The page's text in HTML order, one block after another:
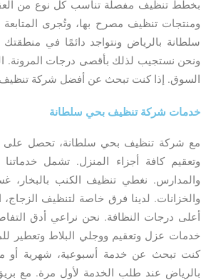
بخطط تنظيف مفصلة تناسب كل نوع من
ومنتجات تنظيف مصرح بها، وتُجرى
سلطانة بالرياض ونتواجد دائمًا في
ونحن نستجيب لذلك بأقصى درجات المرونة.
السوق. إذا كنت تبحث عن أفضل شركة تنظيف
خدمات شركة تنظيف بحي سلطانة
مع شركة تنظيف بحي سلطانة، تحصل على
وتعقيم كافة أجزاء المنزل. تشمل
والمدارس. نغطي تنظيف الكنب بالبخار،
والخزانات. لدينا فرق خاصة لتنظيف
أعلى درجات النظافة. نحن نراعي أدق
خدمات عزل وتعقيم ووجلي البلاط وتعطير
كنت تبحث عن خدمة أسبوعية، شهرية
بالرياض عند طلب الخدمة لأول مرة. مع